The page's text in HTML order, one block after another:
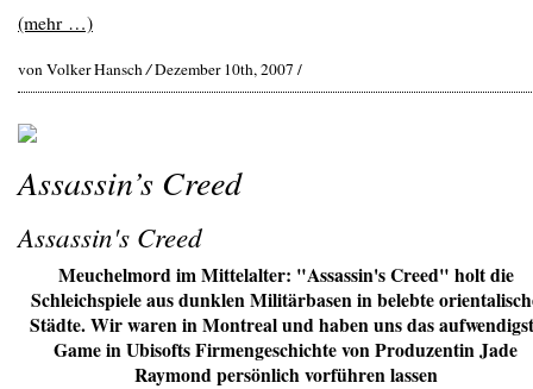
(mehr …)
von Volker Hansch/Dezember 10th, 2007 /
Assassin’s Creed
Assassin's Creed
Meuchelmord im Mittelalter: "Assassin's Creed" holt die
Schleichspiele aus dunklen Militärbasen in belebte
Städte. Wir waren in Montreal und haben uns das
Game in Ubisofts Firmengeschichte von Produzentin Jade
Raymond persönlich vorführen lassen